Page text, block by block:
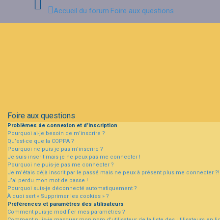
Accueil du forum Foire aux questions
Foire aux questions
Problèmes de connexion et d’inscription
Pourquoi ai-je besoin de m’inscrire ?
Qu’est-ce que la COPPA ?
Pourquoi ne puis-je pas m’inscrire ?
Je suis inscrit mais je ne peux pas me connecter !
Pourquoi ne puis-je pas me connecter ?
Je m’étais déjà inscrit par le passé mais ne peux à présent plus me connecter ?!
J’ai perdu mon mot de passe !
Pourquoi suis-je déconnecté automatiquement ?
À quoi sert « Supprimer les cookies » ?
Préférences et paramètres des utilisateurs
Comment puis-je modifier mes paramètres ?